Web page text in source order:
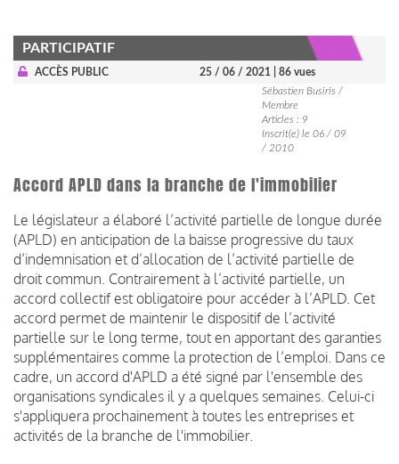
PARTICIPATIF
ACCÈS PUBLIC 25 / 06 / 2021
| 86 vues
Sébastien Busiris /
Membre
Articles : 9
Inscrit(e) le 06 / 09
/ 2010
Accord APLD dans la branche de l'immobilier
Le législateur a élaboré l’activité partielle de longue durée
(APLD) en anticipation de la baisse progressive du taux
d’indemnisation et d’allocation de l’activité partielle de
droit commun. Contrairement à l’activité partielle, un
accord collectif est obligatoire pour accéder à l’APLD. Cet
accord permet de maintenir le dispositif de l’activité
partielle sur le long terme, tout en apportant des garanties
supplémentaires comme la protection de l’emploi. Dans ce
cadre, un accord d'APLD a été signé par l'ensemble des
organisations syndicales il y a quelques semaines. Celui-ci
s'appliquera prochainement à toutes les entreprises et
activités de la branche de l'immobilier.